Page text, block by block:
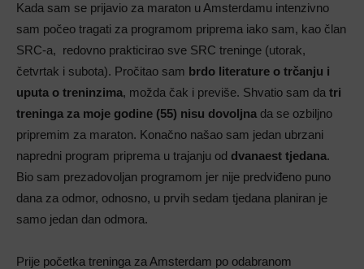
Kada sam se prijavio za maraton u Amsterdamu intenzivno
sam počeo tragati za programom priprema iako sam, kao član
SRC-a, redovno prakticirao sve SRC treninge (utorak,
četvrtak i subota). Pročitao sam brdo literature o trčanju i
uputa o treninzima, možda čak i previše. Shvatio sam da tri
treninga za moje godine (55) nisu dovoljna da se ozbiljno
pripremim za maraton. Konačno našao sam jedan ubrzani
napredni program priprema u trajanju od dvanaest tjedana.
Bio sam prezadovoljan programom jer nije predviđeno puno
dana za odmor, odnosno, u prvih sedam tjedana planiran je
samo jedan dan odmora.
Prije početka treninga za Amsterdam po odabranom